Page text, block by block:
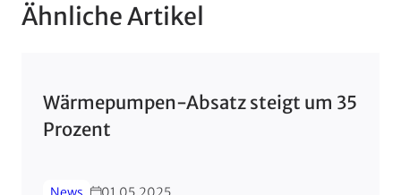
Ähnliche Artikel
Wärmepumpen-Absatz steigt um 35
Prozent